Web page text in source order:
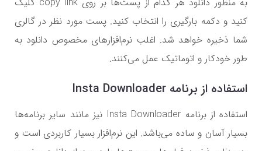
کنید و دکمه بارگیری را انتخاب کنید. پست مورد نظر در گالری
شما ذخیره خواهد شد. اغلب نرم‌افزار‌های مخصوص دانلود به
طور خودکار و اتوماتیک عمل می‌کنند.
استفاده از برنامه Insta Downloader
استفاده از برنامه Insta Downloader نیز مانند سایر برنامه‌ها
بسیار آسان و ساده می‌باشد. این نرم‌افزار بسیار کاربردی است و